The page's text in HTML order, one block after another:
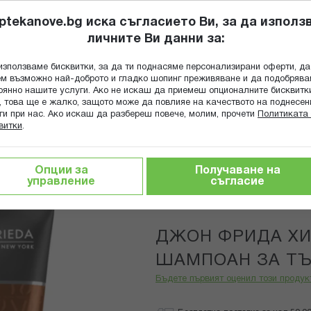
Търсене
ПОПИТАЙ
ГРИЖА ЗА МАЙКАТА И ДЕТЕТО ХРАНИТЕЛНИ ДОБАВКИ
за коса ДЖОН ФРИДА ХИДРАТИРАЩ ШАМПОАН
Трайно ниска цена онлайн John Frieda
ДЖОН ФРИДА
ШАМПОАН ЗА
Бъдете първият оценил този
иска съгласието Ви, за да
личните Ви данни за:
бисквитки, за да ти поднасяме персонализирани оферти, да
възможно най-доброто и гладко шопинг преживяване и да
нашите услуги. Ако не искаш да приемеш опционалните
това ще е жалко, защото може да повлияе на качеството на
при нас. Ако искаш да разбереш повече, молим, прочети
Политиката
.
Опции за
управление
Получаване на
съгласие